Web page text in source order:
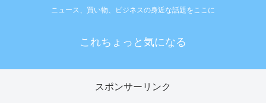
ニュース、買い物、ビジネスの身近な話題をここに
これちょっと気になる
スポンサーリンク